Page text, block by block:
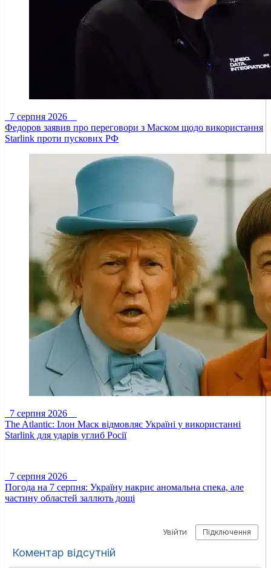
7 серпня 2026
Федоров заявив про переговори з Маском щодо використання
Starlink проти пускових РФ
7 серпня 2026
The Atlantic: Ілон Маск відмовляє Україні у використанні
Starlink для ударів углиб Росії
7 серпня 2026
Погода на 7 серпня: Україну накриє аномальна спека, але
частину областей заллють дощі